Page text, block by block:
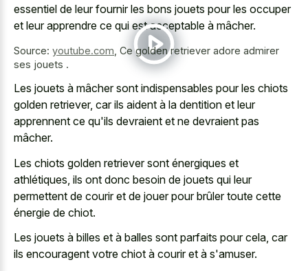
essentiel de leur fournir les bons jouets pour les occuper
et leur apprendre ce qui est acceptable à mâcher.
Source: youtube.com Ce golden retriever adore admirer
ses jouets .
Les jouets à mâcher sont indispensables pour les chiots
golden retriever, car ils aident à la dentition et leur
apprennent ce qu'ils devraient et ne devraient pas
mâcher.
Les chiots golden retriever sont énergiques et
athlétiques, ils ont donc besoin de jouets qui leur
permettent de courir et de jouer pour brûler toute cette
énergie de chiot.
Les jouets à billes et à balles sont parfaits pour cela, car
ils encouragent votre chiot à courir et à s'amuser.